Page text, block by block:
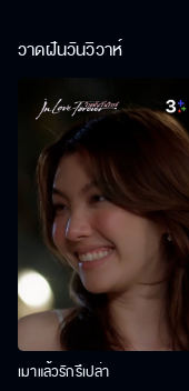
วาดฝันวันวิวาห์
เมาแล้วรักรึเปล่า